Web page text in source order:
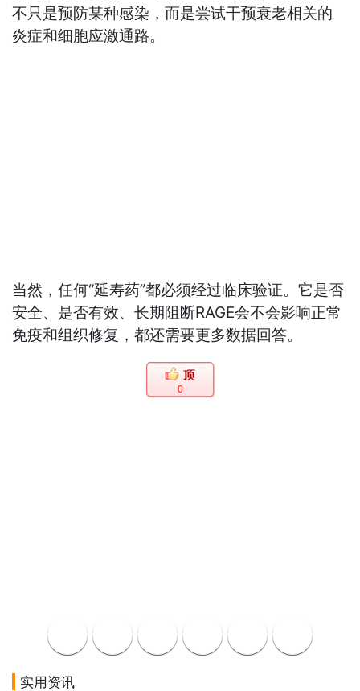
不只是预防某种感染，而是尝试干预衰老相关的
炎症和细胞应激通路。
当然，任何“延寿药”都必须经过临床验证。它是否
安全、是否有效、长期阻断RAGE会不会影响正常
免疫和组织修复，都还需要更多数据回答。
0
实用资讯